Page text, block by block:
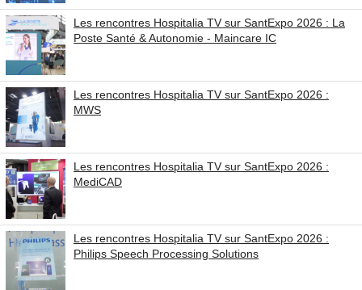
Les rencontres Hospitalia TV sur SantExpo 2026 : La
Poste Santé & Autonomie - Maincare IC
Les rencontres Hospitalia TV sur SantExpo 2026 :
MWS
Les rencontres Hospitalia TV sur SantExpo 2026 :
MediCAD
Les rencontres Hospitalia TV sur SantExpo 2026 :
Philips Speech Processing Solutions